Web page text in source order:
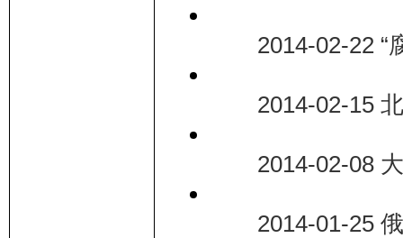
2014-02-22 “腐
2014-02-15 北
2014-02-08 大
2014-01-25 俄